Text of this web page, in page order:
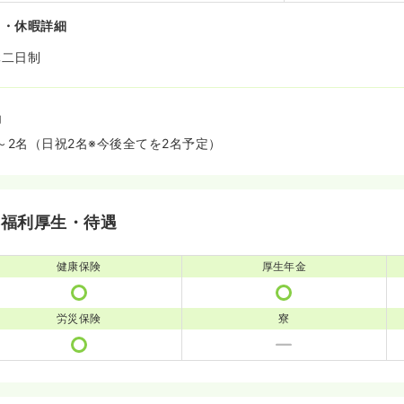
休暇詳細
日制
2名（日祝2名※今後全てを2名予定）
福利厚生・待遇
健康保険 厚生年金
労災保険 寮